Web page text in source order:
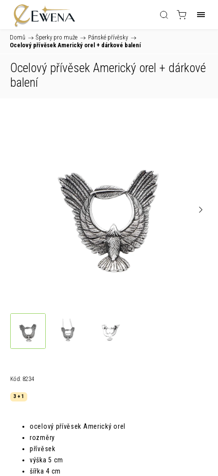
Domů / Šperky pro muže / Pánské přívěsky /
Ocelový přívěsek Americký orel + dárkové balení
Ocelový přívěsek Americký orel + dárkové
balení
Kód: 8234
3 + 1
ocelový přívěsek Americký orel
rozměry
přívěsek
výška 5 cm
šířka 4 cm